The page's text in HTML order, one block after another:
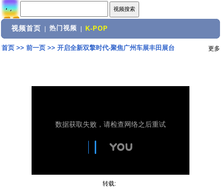
视频首页 热门视频 K-POP
首页>> 前一页>> 开启全新双擎时代-聚焦广州车展丰田展台 更多
转载: